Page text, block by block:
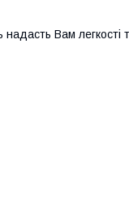
надасть Вам легкості